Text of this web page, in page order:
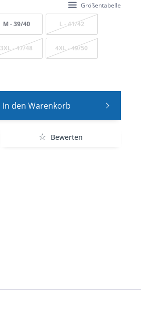
Größentabelle
M - 39/40 L - 41/42
3XL - 47/48 4XL - 49/50
In den Warenkorb
Bewerten